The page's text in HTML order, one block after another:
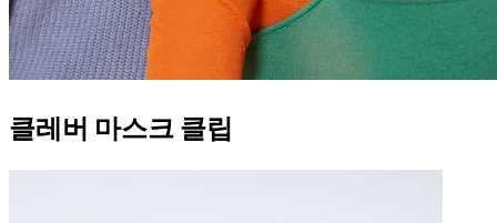
클레버 마스크 클립